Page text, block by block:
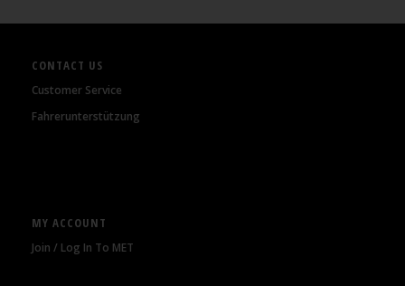
CONTACT US
Customer Service
Fahrerunterstützung
MY ACCOUNT
Join / Log In To MET